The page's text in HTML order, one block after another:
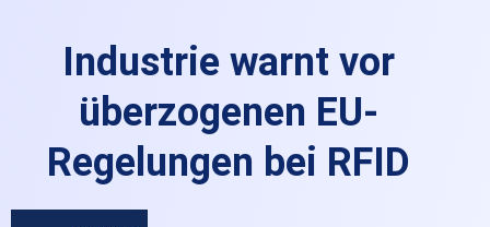
Industrie warnt vor
überzogenen EU-
Regelungen bei RFID